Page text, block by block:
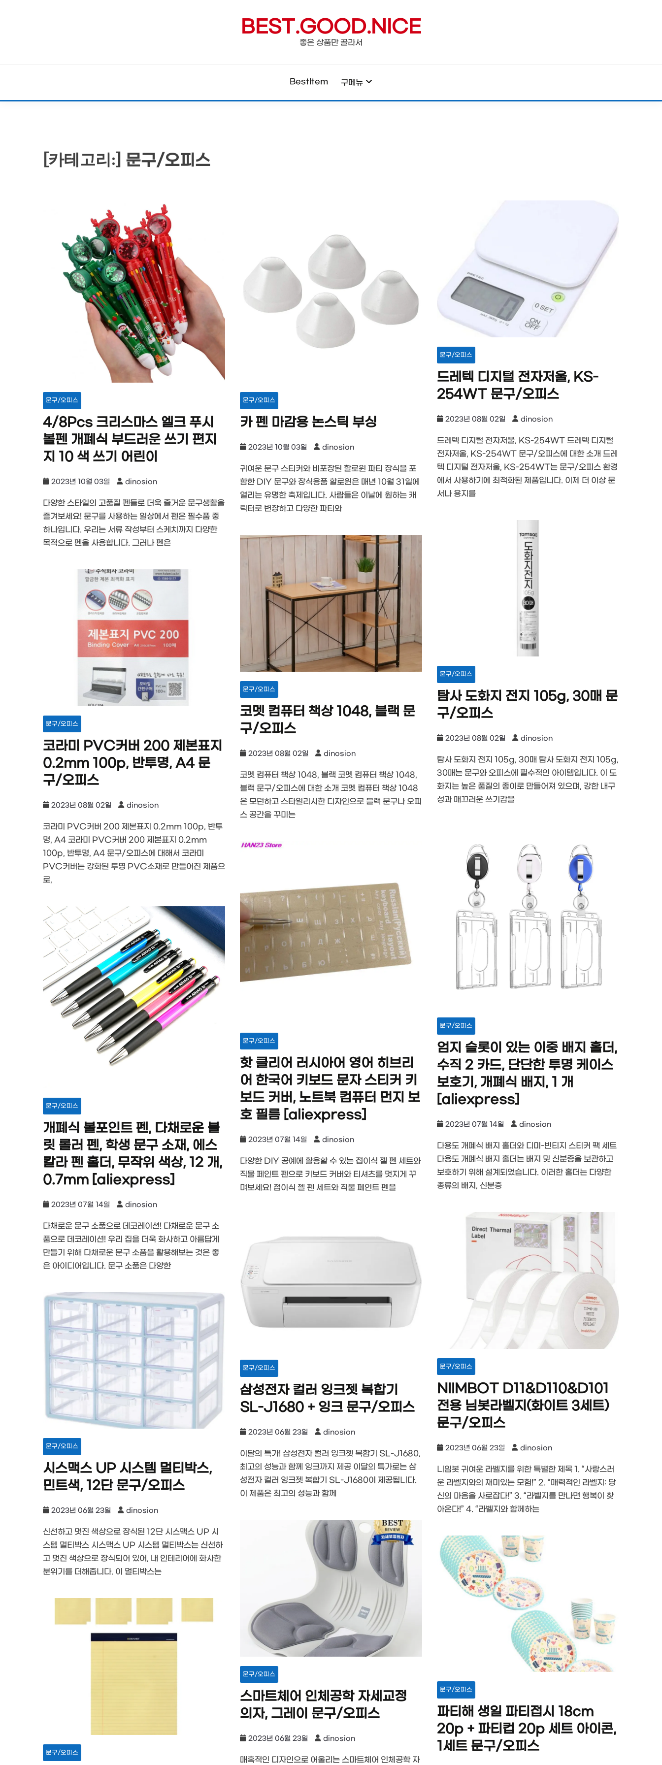
BEST.GOOD.NICE
좋은 상품만 골라서
BestItem 구메뉴
[카테고리:] 문구/오피스
문구/오피스
4/8Pcs 크리스마스 엘크 푸시
볼펜 개폐식 부드러운 쓰기 편지
지 10 색 쓰기 어린이
2023년 10월 03일 dinosion
다양한 스타일의 고품질 펜들로 더욱 즐거운 문구생활을
즐겨보세요! 문구를 사용하는 일상에서 펜은 필수품 중
하나입니다. 우리는 서류 작성부터 스케치까지 다양한
목적으로 펜을 사용합니다. 그러나 펜은
문구/오피스
카 펜 마감용 논스틱 부싱
2023년 10월 03일 dinosion
귀여운 문구 스티커와 비포장된 할로윈 파티 장식을 포
함한 DIY 문구와 장식용품 할로윈은 매년 10월 31일에
열리는 유명한 축제입니다. 사람들은 이날에 원하는 캐
릭터로 변장하고 다양한 파티와
문구/오피스
드레텍 디지털 전자저울, KS-
254WT 문구/오피스
2023년 08월 02일 dinosion
드레텍 디지털 전자저울, KS-254WT 드레텍 디지털
전자저울, KS-254WT 문구/오피스에 대한 소개 드레
텍 디지털 전자저울, KS-254WT는 문구/오피스 환경
에서 사용하기에 최적화된 제품입니다. 이제 더 이상 문
서나 용지를
문구/오피스
탐사 도화지 전지 105g, 30매 문
구/오피스
2023년 08월 02일 dinosion
탐사 도화지 전지 105g, 30매 탐사 도화지 전지 105g,
30매는 문구와 오피스에 필수적인 아이템입니다. 이 도
화지는 높은 품질의 종이로 만들어져 있으며, 강한 내구
성과 매끄러운 쓰기감을
문구/오피스
코멧 컴퓨터 책상 1048, 블랙 문
구/오피스
2023년 08월 02일 dinosion
코멧 컴퓨터 책상 1048, 블랙 코멧 컴퓨터 책상 1048,
블랙 문구/오피스에 대한 소개 코멧 컴퓨터 책상 1048
은 모던하고 스타일리시한 디자인으로 블랙 문구나 오피
스 공간을 꾸미는
문구/오피스
코라미 PVC커버 200 제본표지
0.2mm 100p, 반투명, A4 문
구/오피스
2023년 08월 02일 dinosion
코라미 PVC커버 200 제본표지 0.2mm 100p, 반투
명, A4 코라미 PVC커버 200 제본표지 0.2mm
100p, 반투명, A4 문구/오피스에 대해서 코라미
PVC커버는 강화된 투명 PVC소재로 만들어진 제품으
로,
문구/오피스
엄지 슬롯이 있는 이중 배지 홀더,
수직 2 카드, 단단한 투명 케이스
보호기, 개폐식 배지, 1 개
[aliexpress]
2023년 07월 14일 dinosion
다용도 개폐식 배지 홀더와 디미-빈티지 스티커 팩 세트
다용도 개폐식 배지 홀더는 배지 및 신분증을 보관하고
보호하기 위해 설계되었습니다. 이러한 홀더는 다양한
종류의 배지, 신분증
문구/오피스
핫 클리어 러시아어 영어 히브리
어 한국어 키보드 문자 스티커 키
보드 커버, 노트북 컴퓨터 먼지 보
호 필름 [aliexpress]
2023년 07월 14일 dinosion
다양한 DIY 공예에 활용할 수 있는 접이식 젤 펜 세트와
직물 페인트 펜으로 키보드 커버와 티셔츠를 멋지게 꾸
며보세요! 접이식 젤 펜 세트와 직물 페인트 펜을
문구/오피스
개폐식 볼포인트 펜, 다채로운 불
릿 롤러 펜, 학생 문구 소재, 에스
칼라 펜 홀더, 무작위 색상, 12 개,
0.7mm [aliexpress]
2023년 07월 14일 dinosion
다채로운 문구 소품으로 데코레이션! 다채로운 문구 소
품으로 데코레이션! 우리 집을 더욱 화사하고 아름답게
만들기 위해 다채로운 문구 소품을 활용해보는 것은 좋
은 아이디어입니다. 문구 소품은 다양한
문구/오피스
NIIMBOT D11&D110&D101
전용 님봇라벨지(화이트 3세트)
문구/오피스
2023년 06월 23일 dinosion
니임봇 귀여운 라벨지를 위한 특별한 제목 1. “사랑스러
운 라벨지와의 재미있는 모험!” 2. “매력적인 라벨지: 당
신의 마음을 사로잡다!” 3. “라벨지를 만나면 행복이 찾
아온다!” 4. “라벨지와 함께하는
문구/오피스
삼성전자 컬러 잉크젯 복합기
SL-J1680 + 잉크 문구/오피스
2023년 06월 23일 dinosion
이달의 특가! 삼성전자 컬러 잉크젯 복합기 SL-J1680,
최고의 성능과 함께 잉크까지 제공 이달의 특가로는 삼
성전자 컬러 잉크젯 복합기 SL-J1680이 제공됩니다.
이 제품은 최고의 성능과 함께
문구/오피스
시스맥스 UP 시스템 멀티박스,
민트색, 12단 문구/오피스
2023년 06월 23일 dinosion
신선하고 멋진 색상으로 장식된 12단 시스맥스 UP 시
스템 멀티박스 시스맥스 UP 시스템 멀티박스는 신선하
고 멋진 색상으로 장식되어 있어, 내 인테리어에 화사한
분위기를 더해줍니다. 이 멀티박스는
문구/오피스
스마트체어 인체공학 자세교정
의자, 그레이 문구/오피스
2023년 06월 23일 dinosion
매혹적인 디자인으로 어울리는 스마트체어 인체공학 자
문구/오피스
파티해 생일 파티접시 18cm
20p + 파티컵 20p 세트 아이콘,
1세트 문구/오피스
문구/오피스